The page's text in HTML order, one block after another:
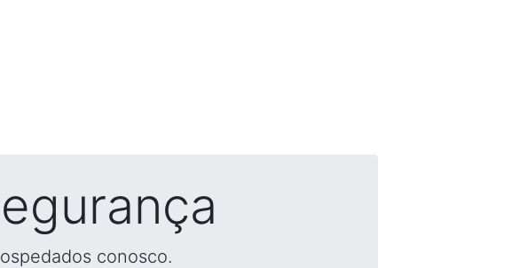
conosco.